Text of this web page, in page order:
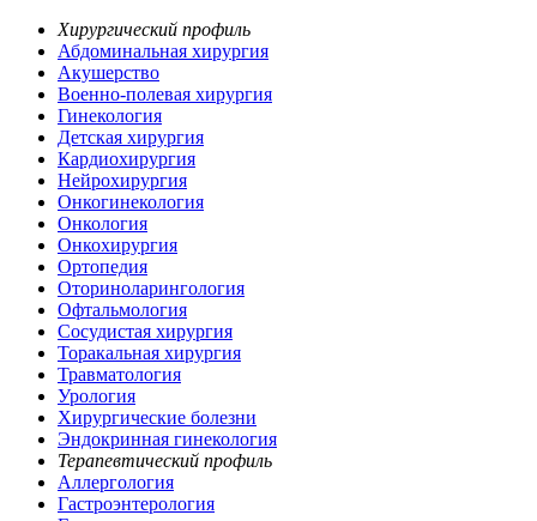
Хирургический профиль
Абдоминальная хирургия
Акушерство
Военно-полевая хирургия
Гинекология
Детская хирургия
Кардиохирургия
Нейрохирургия
Онкогинекология
Онкология
Онкохирургия
Ортопедия
Оториноларингология
Офтальмология
Сосудистая хирургия
Торакальная хирургия
Травматология
Урология
Хирургические болезни
Эндокринная гинекология
Терапевтический профиль
Аллергология
Гастроэнтерология